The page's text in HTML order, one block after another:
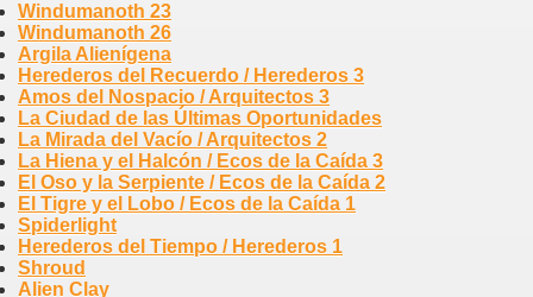
Windumanoth 23
Windumanoth 26
Argila Alienígena
Herederos del Recuerdo / Herederos 3
Amos del Nospacio / Arquitectos 3
La Ciudad de las Últimas Oportunidades
La Mirada del Vacío / Arquitectos 2
La Hiena y el Halcón / Ecos de la Caída 3
El Oso y la Serpiente / Ecos de la Caída 2
El Tigre y el Lobo / Ecos de la Caída 1
Spiderlight
Herederos del Tiempo / Herederos 1
Shroud
Alien Clay